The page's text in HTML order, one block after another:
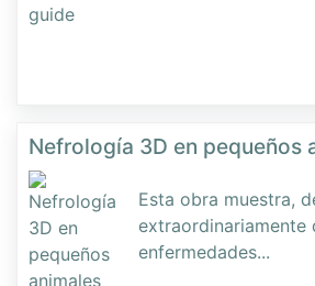
Nefrología 3D en pequeños
Esta obra muestra,
extraordinariamente
enfermedades...